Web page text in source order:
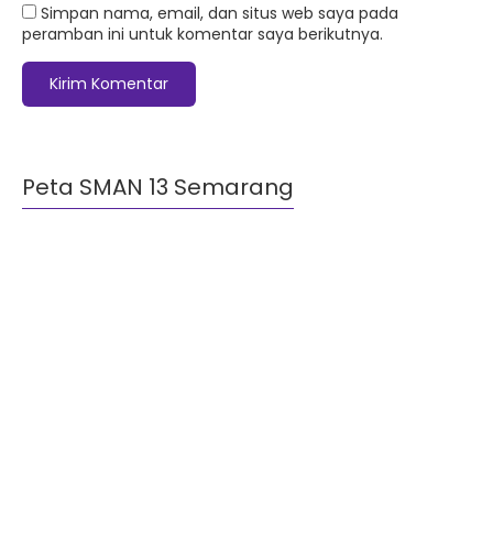
Simpan nama, email, dan situs web saya pada
peramban ini untuk komentar saya berikutnya.
Peta SMAN 13 Semarang